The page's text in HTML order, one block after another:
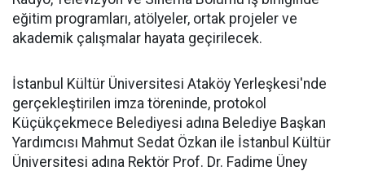
eğitim programları, atölyeler, ortak projeler ve
akademik çalışmalar hayata geçirilecek.
İstanbul Kültür Üniversitesi Ataköy Yerleşkesi'nde
gerçekleştirilen imza töreninde, protokol
Küçükçekmece Belediyesi adına Belediye Başkan
Yardımcısı Mahmut Sedat Özkan ile İstanbul Kültür
Üniversitesi adına Rektör Prof. Dr. Fadime Üney